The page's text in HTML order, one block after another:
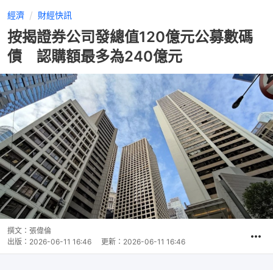
經濟 財經快訊
按揭證券公司發總值120億元公募數碼
債 認購額最多為240億元
撰文： 張偉倫
出版： 2026-06-11 16:46 更新： 2026-06-11 16:46